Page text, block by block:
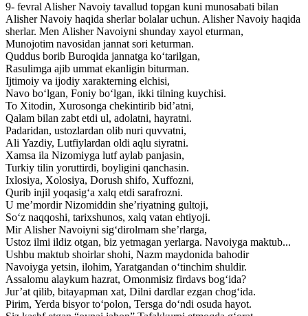
9- fevral Alisher Navoiy tavallud topgan kuni munosabati bilan
Alisher Navoiy haqida sherlar bolalar uchun. Alisher Navoiy haqida
sherlar. Men Alisher Navoiyni shunday xayol eturman,
Munojotim navosidan jannat sori keturman.
Quddus borib Buroqida jannatga ko‘tarilgan,
Rasulimga ajib ummat ekanligin biturman.
Ijtimoiy va ijodiy xarakterning elchisi,
Navo bo‘lgan, Foniy bo‘lgan, ikki tilning kuychisi.
To Xitodin, Xurosonga chekintirib bid’atni,
Qalam bilan zabt etdi ul, adolatni, hayratni.
Padaridan, ustozlardan olib nuri quvvatni,
Ali Yazdiy, Lutfiylardan oldi aqlu siyratni.
Xamsa ila Nizomiyga lutf aylab panjasin,
Turkiy tilin yoruttirdi, boyligini qanchasin.
Ixlosiya, Xolosiya, Dorush shifo, Xuffozni,
Qurib injil yoqasig‘a xalq etdi sarafrozni.
U me’mordir Nizomiddin she’riyatning gultoji,
So‘z naqqoshi, tarixshunos, xalq vatan ehtiyoji.
Mir Alisher Navoiyni sig‘dirolmam she’rlarga,
Ustoz ilmi ildiz otgan, biz yetmagan yerlarga. Navoiyga maktub...
Ushbu maktub shoirlar shohi, Nazm maydonida bahodir
Navoiyga yetsin, ilohim, Yaratgandan o‘tinchim shuldir.
Assalomu alaykum hazrat, Omonmisiz firdavs bog‘ida?
Jur’at qilib, bitayapman xat, Dilni dardlar ezgan chog‘ida.
Pirim, Yerda bisyor to‘polon, Tersga do‘ndi osuda hayot.